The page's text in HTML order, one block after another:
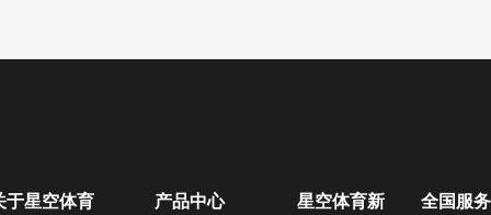
于星空体育 产品中心 星空体育新 全国服